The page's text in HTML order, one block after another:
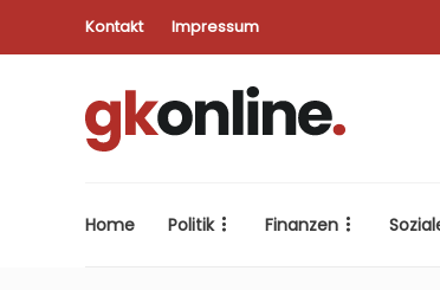
Kontakt Impressum
Home Politik Finanzen